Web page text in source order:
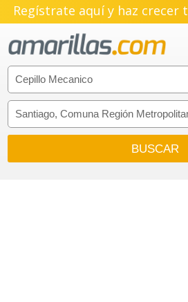
Regístrate aquí y haz crecer